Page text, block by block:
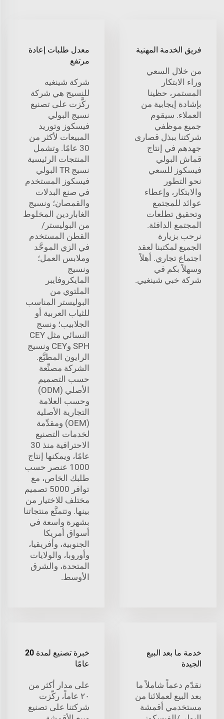
فريق الخدمة المهنية
من خلال السعي
وراء الابتكار
المستمر، حظينا
بإشادة إيجابية من
العملاء. سيقوم
جميع موظفي
شركتنا ببذل قصارى
جهدهم في إنتاج
قماش البولي
فيسكوز للسعي
نحو التطور
والابتكار، وإعطاء
عوائد للمجتمع
وتحقيق تطلعات
المجتمع الدافئة.
نرحب بزيارة
الجميع لمكتبنا لعقد
اجتماع تجاري. أهلاً
وسهلاً بكم في
شركة خبي شينغيي.
معدل طلبات إعادة
مرتفع
شركة شينغيه
للنسيج هي شركة
ركَّزت على تصنيع
نسيج البولي
فيسكوز وتوريد
المبيعات لأكثر من
30 عامًا. وتشمل
المنتجات الرئيسية
نسيج TR البولي
فيسكوز المستخدم
في صنع البدلات
والقمصان؛ ونسيج
الغاباردين المخلوط
من البوليستر/
القطن المستخدم
في الزي الموحَّد
وملابس العمل؛
ونسيج
المايكروفايبر
الملتوي من
البوليستر المناسب
للثياب العربية أو
الجلابيب؛ ونسج
النسائي مثل CEY
SPH وCEY ونسيج
الرايون المطبَّع.
الشركة مصنِّعة
حسب التصميم
الأصلي (ODM)
وحسب العلامة
التجارية الأصلية
(OEM) ومقدِّمة
لخدمات التصنيع
الاحترافية منذ 30
عامًا، ويمكنها إنتاج
1000 عنصر حسب
طلبك الخاص، مع
توافر 5000 تصميم
مختلف للاختيار من
بينها. وتتمتَّع منتجاتنا
بشهرة واسعة في
أسواق أمريكا
الجنوبية، وأفريقيا،
وأوروبا، والولايات
المتحدة، والشرق
الأوسط.
خدمة ما بعد البيع
الجيدة
نقدّم دعماً شاملاً ما
بعد البيع لعملائنا من
مستخدمي أقمشة
خبرة تصنيع لمدة 20
عامًا
على مدار أكثر من
٢٠ عاماً، ركّزت
شركتنا على تصنيع